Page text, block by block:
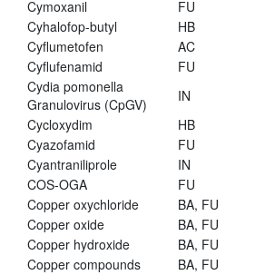
Cymoxanil
FU
Cyhalofop-butyl
HB
Cyflumetofen
AC
Cyflufenamid
FU
Cydia pomonella
Granulovirus (CpGV)
IN
Cycloxydim
HB
Cyazofamid
FU
Cyantraniliprole
IN
COS-OGA
FU
Copper oxychloride
BA, FU
Copper oxide
BA, FU
Copper hydroxide
BA, FU
Copper compounds
BA, FU